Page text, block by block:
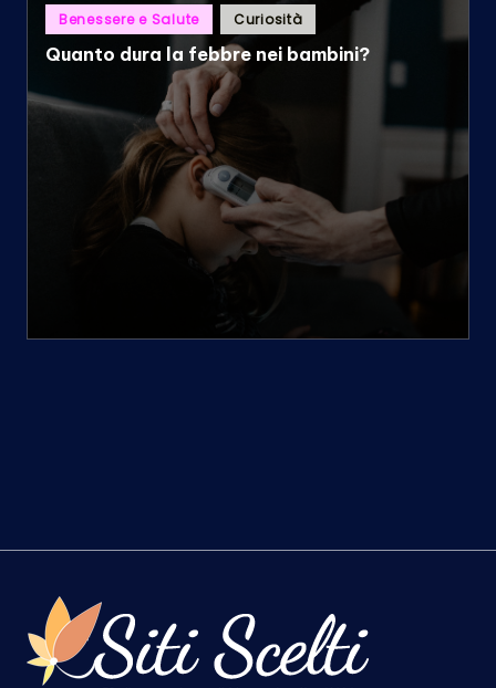
Posted
inBenessere e Salute Curiosità
Quanto dura la febbre nei bambini?